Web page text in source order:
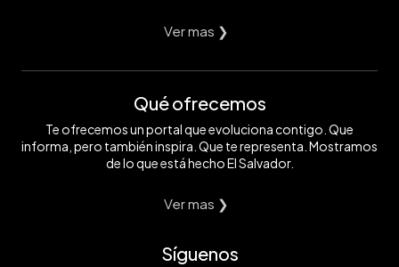
Ver mas ❯
Qué ofrecemos
Te ofrecemos un portal que evoluciona contigo. Que
informa, pero también inspira. Que te representa. Mostramos
de lo que está hecho El Salvador.
Ver mas ❯
Síguenos